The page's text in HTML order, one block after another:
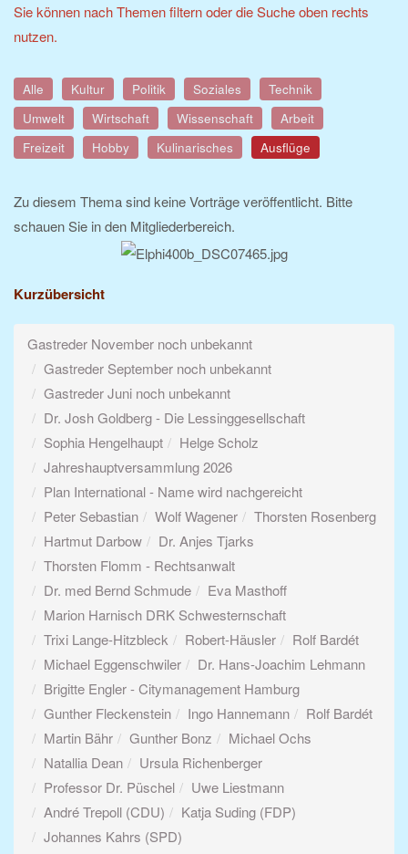
Sie können nach Themen filtern oder die Suche oben rechts
nutzen.
Alle Kultur Politik Soziales
Technik
Umwelt
Wirtschaft Wissenschaft
Arbeit
Freizeit
Hobby Kulinarisches Ausflüge
Zu diesem Thema sind keine Vorträge veröffentlicht. Bitte
schauen Sie in den Mitgliederbereich.
Kurzübersicht
Gastreder November noch unbekannt
Gastreder September noch unbekannt
Gastreder Juni noch unbekannt
Dr. Josh Goldberg - Die Lessinggesellschaft
Sophia Hengelhaupt
Helge Scholz
Jahreshauptversammlung 2026
Plan International - Name wird nachgereicht
Peter Sebastian
Wolf Wagener
Thorsten Rosenberg
Hartmut Darbow
Dr. Anjes Tjarks
Thorsten Flomm - Rechtsanwalt
Dr. med Bernd Schmude
Eva Masthoff
Marion Harnisch DRK Schwesternschaft
Trixi Lange-Hitzbleck
Robert-Häusler
Rolf Bardét
Michael Eggenschwiler
Dr. Hans-Joachim Lehmann
Brigitte Engler - Citymanagement Hamburg
Gunther Fleckenstein
Ingo Hannemann
Rolf Bardét
Martin Bähr
Gunther Bonz
Michael Ochs
Natallia Dean
Ursula Richenberger
Professor Dr. Püschel
Uwe Liestmann
André Trepoll (CDU)
Katja Suding (FDP)
Johannes Kahrs (SPD)